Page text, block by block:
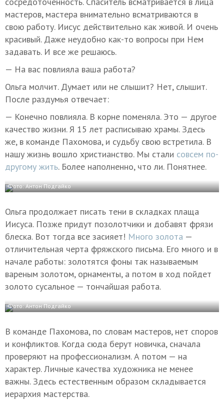
мастеров, мастера внимательно всматриваются в
свою работу. Иисус действительно как живой. И очень
красивый. Даже неудобно как-то вопросы при Нем
задавать. И все же решаюсь.
— На вас повлияла ваша работа?
Ольга молчит. Думает или не слышит? Нет, слышит.
После раздумья отвечает:
— Конечно повлияла. В корне поменяла. Это — другое
качество жизни. Я 15 лет расписываю храмы. Здесь
же, в команде Пахомова, и судьбу свою встретила. В
нашу жизнь вошло христианство. Мы стали совсем по-
другому жить. Более наполненно, что ли. Понятнее.
Фото: Антон Подгайко
Ольга продолжает писать тени в складках плаща
Иисуса. Позже придут позолотчики и добавят фрязи
блеска. Вот тогда все засияет! Много золота —
отличительная черта фряжского письма. Его много и в
начале работы: золотятся фоны так называемым
вареным золотом, орнаменты, а потом в ход пойдет
золото сусальное — тончайшая работа.
Фото: Антон Подгайко
В команде Пахомова, по словам мастеров, нет споров
и конфликтов. Когда сюда берут новичка, сначала
проверяют на профессионализм. А потом — на
характер. Личные качества художника не менее
важны. Здесь естественным образом складывается
иерархия мастерства.